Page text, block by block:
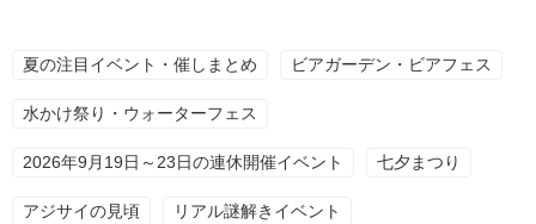
夏の注目イベント・催しまとめ ビアガーデン・ビアフェス
水かけ祭り・ウォーターフェス
2026年9月19日～23日の連休開催イベント 七夕まつり
アジサイの見頃 リアル謎解きイベント